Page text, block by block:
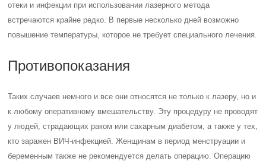
отеки и инфекции при использовании лазерного метода
встречаются крайне редко. В первые несколько дней возможно
повышение температуры, которое не требует специального лечения.
Противопоказания
Таких случаев немного и все они относятся не только к лазеру, но и
к любому оперативному вмешательству. Эту процедуру не проводят
у людей, страдающих раком или сахарным диабетом, а также у тех,
кто заражен ВИЧ-инфекцией. Женщинам в период менструации и
беременным также не рекомендуется делать операцию. Операцию